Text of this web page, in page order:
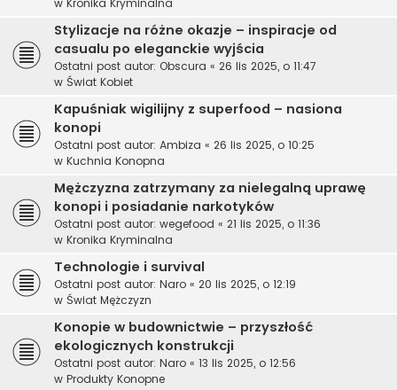
w Kronika Kryminalna
Stylizacje na różne okazje – inspiracje od
casualu po eleganckie wyjścia
Ostatni post autor: Obscura « 26 lis 2025, o 11:47
w Świat Kobiet
Kapuśniak wigilijny z superfood – nasiona
konopi
Ostatni post autor: Ambiza « 26 lis 2025, o 10:25
w Kuchnia Konopna
Mężczyzna zatrzymany za nielegalną uprawę
konopi i posiadanie narkotyków
Ostatni post autor: wegefood « 21 lis 2025, o 11:36
w Kronika Kryminalna
Technologie i survival
Ostatni post autor: Naro « 20 lis 2025, o 12:19
w Świat Mężczyzn
Konopie w budownictwie – przyszłość
ekologicznych konstrukcji
Ostatni post autor: Naro « 13 lis 2025, o 12:56
w Produkty Konopne